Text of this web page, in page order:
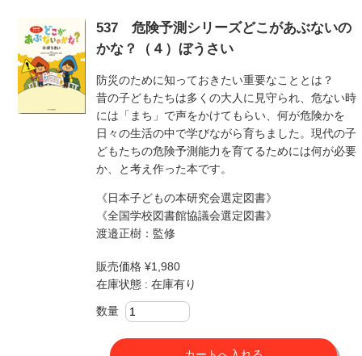
537 危険予測シリーズどこがあぶないの
かな？（４）ぼうさい
防災のために知っておきたい重要なこととは？
昔の子どもたちは多くの大人に見守られ、危ない時
には「まち」で声をかけてもらい、何が危険かを
日々の生活の中で学びながら育ちました。現代の子
どもたちの危険予測能力を育てるためには何が必要
か、と考え作った本です。
《日本子どもの本研究会選定図書》
《全国学校図書館協議会選定図書》
渡邉正樹：監修
販売価格 ¥1,980
在庫状態 : 在庫有り
数量